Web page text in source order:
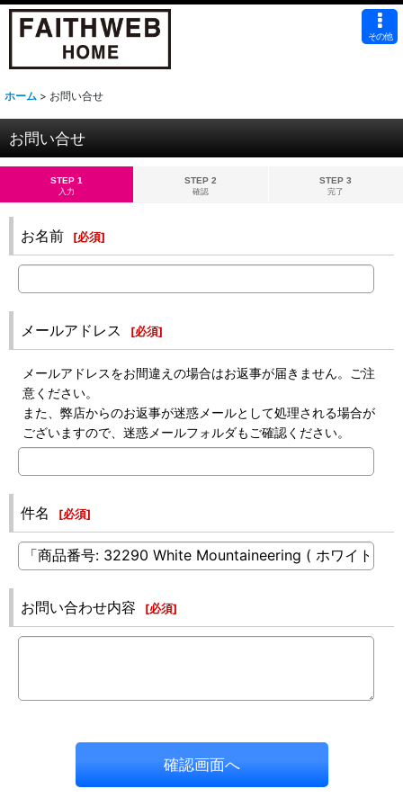
その他
ホーム > お問い合せ
お問い合せ
STEP 1
入力
STEP 2
確認
STEP 3
完了
お名前 [必須]
メールアドレス [必須]
メールアドレスをお間違えの場合はお返事が届きません。ご注
意ください。
また、弊店からのお返事が迷惑メールとして処理される場合が
ございますので、迷惑メールフォルダもご確認ください。
件名 [必須]
お問い合わせ内容 [必須]
確認画面へ